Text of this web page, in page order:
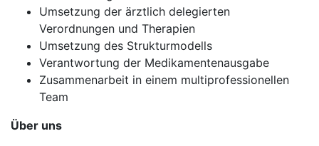
Umsetzung der ärztlich delegierten
Verordnungen und Therapien
Umsetzung des Strukturmodells
Verantwortung der Medikamentenausgabe
Zusammenarbeit in einem multiprofessionellen
Team
Über uns